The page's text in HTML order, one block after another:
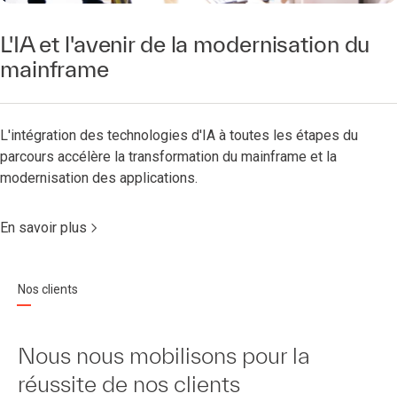
L'IA et l'avenir de la modernisation du
mainframe
L'intégration des technologies d'IA à toutes les étapes du
parcours accélère la transformation du mainframe et la
modernisation des applications.
En savoir plus
Nos clients
Nous nous mobilisons pour la
réussite de nos clients